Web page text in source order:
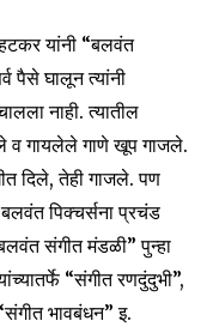
यांनी “बलवंत
पैसे घालून त्यांनी
नाही. त्यातील
व गायलेले गाणे खूप गाजले.
दिले, तेही गाजले. पण
बलवंत पिक्चर्सना प्रचंड
संगीत मंडळी” पुन्हा
“संगीत रणदुंदुभी”,
भावबंधन” इ.